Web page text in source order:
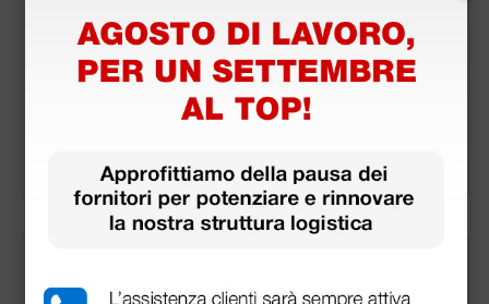
Cerotti tattoo 2 misu
re - scatola da 16 cer
1 scatola
adesiva sterile Hypor
Dress BWT
2,22 €